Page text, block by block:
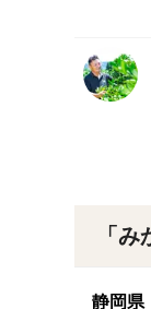
「
静岡県